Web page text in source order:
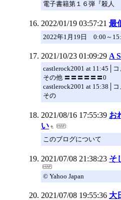
電子書籍第１６弾『殺人
2022/01/19 03:57:21 最
2022年1月19日 0:00～
2021/10/23 01:09:29 A
castlerock2001 at 11:45│
その他 〓〓〓〓〓〓0
castlerock2001 at 15:38│
その
2021/08/16 17:55:39 お
い
このブログについて
2021/07/08 21:38:23 そ
© Yahoo Japan
2021/07/08 19:55:36 大